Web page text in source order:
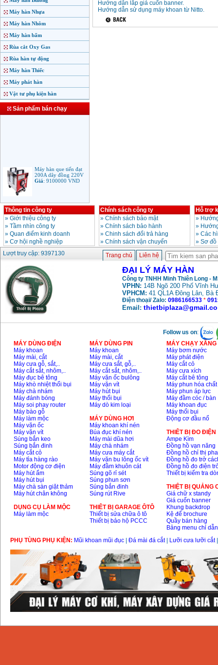
Máy hàn Nhựa
Máy hàn Nhôm
Máy hàn bấm
Rùa cắt Oxy Gas
Rùa hàn tự động
Máy hàn Thiếc
Máy phát hàn
Vật tư phụ kiện hàn
Sản phẩm bán chạy
Máy hàn que tiến đạt
200A dây đồng 220V
Giá:9100000VND
Máy hàn que điện tử
Jasic ARC 200 R04
Giá:5100000
Hồng ký HK 200Z
Giá:2770000VND
Bình khí Co2, chai khí
co2 hàn Mig
Giá:1750000
Giá: 50500000
Máy hàn que điện tử
KenMax ARC 315
Giá:3550000VND
Máy hàn bấm Hồng
ký HB4KB (4KVA)
Giá:
Dây cáp hàn Samwon
Korea
Giá :105000VND
Máy hàn que điện tử
Jasic ZX7 200E
Giá:2800000VND
Máy hàn tig que Jasic
tig 200A (W223)
Giá: 6800000VND
Hướng dẫn lắp giá cuốn banner.
Hướng dẫn sử dụng máy khoan từ Nitto.
Thông tin công ty
» Giới thiệu công ty
» Tầm nhìn công ty
» Quan điểm kinh doanh
» Cơ hội nghề nghiệp
Chính sách công ty
» Chính sách bảo mật
» Chính sách bảo hành
» Chinh sách đổi trả hàng
» Chính sách vận chuyển
Hỗ trợ
»
»
» Các
» Sơ
Lượt truy cập: 9397130
Trang chủ Liên hệ
ĐẠI LÝ MÁY HÀN
Công ty TNHH Minh Thiên Long -
VPHN: 14B Ngõ 200 Phố Vĩnh
VPHCM: 41 QL1A Đông Lân, Bà
Điện thoại/ Zalo: 0986166533 *
Email:
Follow us on:
MÁY DÙNG ĐIỆN
Máy khoan
Máy mài, cắt
Máy cưa gỗ, sắt,..
Máy cắt sắt, nhôm,..
Máy đục bê tông
Máy khò nhiệt thổi bụi
Máy chà nhám
Máy đánh bóng
Máy soi phay router
Máy bào gỗ
Máy làm mộc
Máy vặn ốc
Máy vặn vít
Súng bắn keo
Súng bắn đinh
Máy cắt cỏ
Máy tỉa hàng rào
Motor động cơ điện
Máy hút ẩm
Máy hút bụi
Máy chà sàn giặt thảm
Máy hút chân không
DỤNG CỤ LÀM MỘC
Máy làm mộc
MÁY DÙNG PIN
Máy khoan
Máy mài, cắt
Máy cưa sắt, gỗ,..
Máy cắt sắt, nhôm,..
Máy vặn ốc bulông
Máy vặn vít
Máy hút bụi
Máy thổi bụi
Máy dò kim loại
MÁY DÙNG HƠI
Máy khoan khí nén
Búa đục khí nén
Máy mài dũa hơi
Máy chà nhám
Máy cưa máy cắt
Máy vặn bu lông ốc vít
Máy đầm khuôn cát
Súng gõ rỉ sét
Súng phun sơn
Súng bắn đinh
Súng rút Rive
THIÊT BỊ GARAGE ÔTÔ
Thiết bị sửa chữa ô tô
Thiết bị bảo hộ PCCC
MÁY CHẠY
Máy bơm nước
Máy phát điện
Máy cắt cỏ
Máy cưa xích
Máy cắt bê tông
Máy phun hóa chất
Máy phun áp lực
Máy đầm cóc / bàn
Máy khoan đục
Máy thổi bụi
Động cơ đầu nổ
THIÊT BỊ ĐO ĐIỆN
Ampe Kìm
Đồng hồ vạn năng
Đồng hồ chỉ thị pha
Đồng hồ đo trở
Đồng hồ đo điện
Thiết bị kiểm tra
THIỆT BỊ QUẢNG
Giá chữ x standy
Giá cuốn banner
Khung backdrop
Kệ để brochure
Quầy bán hàng
Bảng menu chỉ dẫn
PHỤ TÙNG PHỤ KIỆN: Mũi khoan mũi đục Đá mài đá cắt| Lưỡi cưa lưỡi cắt